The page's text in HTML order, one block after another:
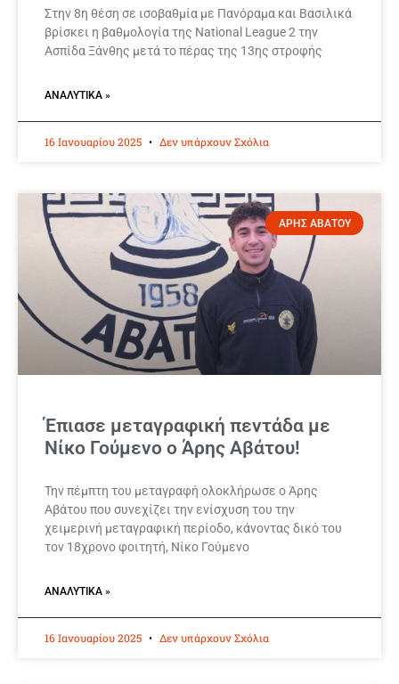
Στην 8η θέση σε ισοβαθμία με Πανόραμα και Βασιλικά
βρίσκει η βαθμολογία της National League 2 την
Ασπίδα Ξάνθης μετά το πέρας της 13ης στροφής
ΑΝΑΛΥΤΙΚΆ »
16 Ιανουαρίου 2025 Δεν υπάρχουν Σχόλια
ΑΡΗΣ ΑΒΑΤΟΥ
Έπιασε μεταγραφική πεντάδα με
Νίκο Γούμενο ο Άρης Αβάτου!
Την πέμπτη του μεταγραφή ολοκλήρωσε ο Άρης
Αβάτου που συνεχίζει την ενίσχυση του την
χειμερινή μεταγραφική περίοδο, κάνοντας δικό του
τον 18χρονο φοιτητή, Νίκο Γούμενο
ΑΝΑΛΥΤΙΚΆ »
16 Ιανουαρίου 2025 Δεν υπάρχουν Σχόλια